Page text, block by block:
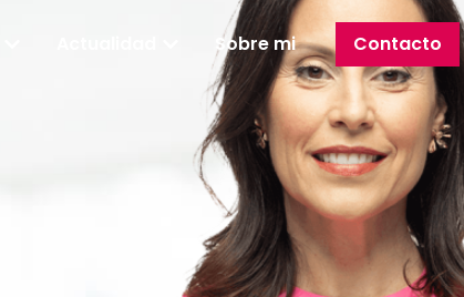
Sobre mi Contacto